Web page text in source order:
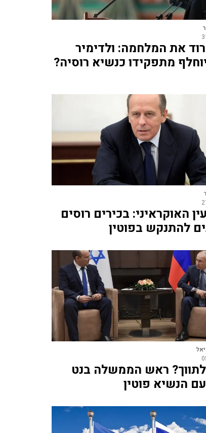
את המלחמה: ולדימיר
מתפקידו כנשיא רוסיה?
האוקראיני: בכירים רוסים
להתנקש בפוטין
ראש הממשלה בנט
הנשיא פוטין